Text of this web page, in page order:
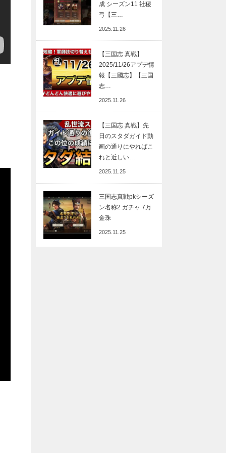
成 シーズン11 社稷
弓【三…
2025.11.26
【三国志 真戦】
2025/11/26アプデ情
報【三國志】【三国
志…
2025.11.26
【三国志 真戦】先
日のスタダガイド動
画の通りにやればこ
れと近しい…
2025.11.25
三国志真戦pkシーズ
ン名称2 ガチャ 7万
金珠
2025.11.25